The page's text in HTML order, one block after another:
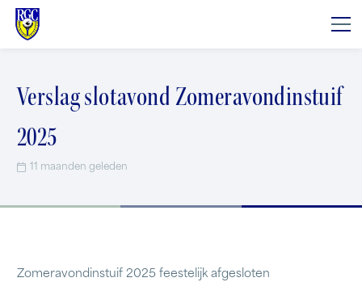
Verslag slotavond Zomeravondinstuif
2025
11 maanden geleden
Zomeravondinstuif 2025 feestelijk afgesloten